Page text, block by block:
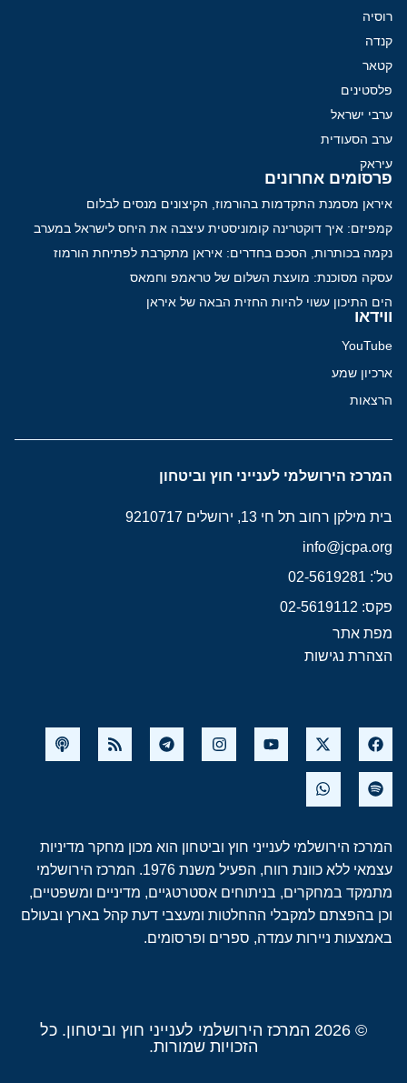
רוסיה
קנדה
קטאר
פלסטינים
ערבי ישראל
ערב הסעודית
עיראק
פרסומים אחרונים
איראן מסמנת התקדמות בהורמוז, הקיצונים מנסים לבלום
קמפיזם: איך דוקטרינה קומוניסטית עיצבה את היחס לישראל במערב
נקמה בכותרות, הסכם בחדרים: איראן מתקרבת לפתיחת הורמוז
עסקה מסוכנת: מועצת השלום של טראמפ וחמאס
הים התיכון עשוי להיות החזית הבאה של איראן
ווידאו
YouTube
ארכיון שמע
הרצאות
המרכז הירושלמי לענייני חוץ וביטחון
בית מילקן רחוב תל חי 13, ירושלים 9210717
info@jcpa.org
טל': 02-5619281
פקס: 02-5619112
מפת אתר
הצהרת נגישות
המרכז הירושלמי לענייני חוץ וביטחון הוא מכון מחקר מדיניות
עצמאי ללא כוונת רווח, הפעיל משנת 1976. המרכז הירושלמי
מתמקד במחקרים, בניתוחים אסטרטגיים, מדיניים ומשפטיים,
וכן בהפצתם למקבלי ההחלטות ומעצבי דעת קהל בארץ ובעולם
באמצעות ניירות עמדה, ספרים ופרסומים.
© 2026 המרכז הירושלמי לענייני חוץ וביטחון. כל
הזכויות שמורות.